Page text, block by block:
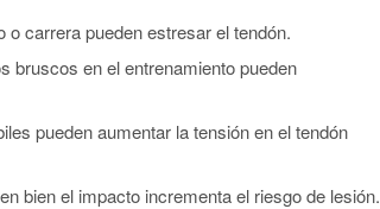
carrera pueden estresar el tendón.
bruscos en el entrenamiento pueden
pueden aumentar la tensión en el tendón
bien el impacto incrementa el riesgo de lesión.